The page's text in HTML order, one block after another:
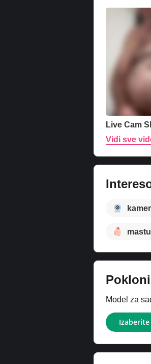
Live Cam
Vidi sve
Pokloni
Model za